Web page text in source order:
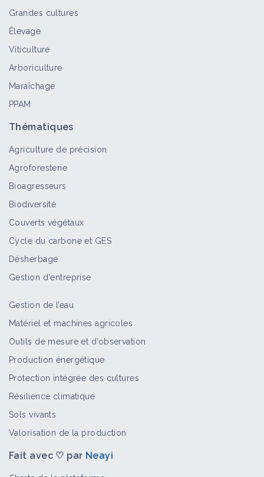
Grandes cultures
Élevage
Viticulture
Arboriculture
Maraîchage
PPAM
Thématiques
Agriculture de précision
Agroforesterie
Bioagresseurs
Biodiversité
Couverts végétaux
Cycle du carbone et GES
Désherbage
Gestion d'entreprise
Gestion de l’eau
Matériel et machines agricoles
Outils de mesure et d’observation
Production énergétique
Protection intégrée des cultures
Résilience climatique
Sols vivants
Valorisation de la production
Fait avec ♡ par Neayi